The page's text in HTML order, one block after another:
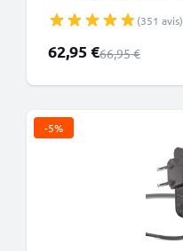
(351 avis)
Prix spécial
62,95 €Prix normal
66,95 €
-5%